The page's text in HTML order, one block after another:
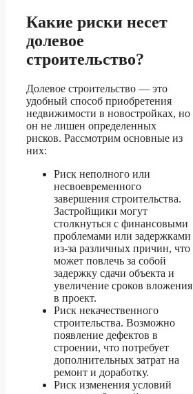
Какие риски несет
долевое
строительство?
Долевое строительство — это
удобный способ приобретения
недвижимости в новостройках, но
он не лишен определенных
рисков. Рассмотрим основные из
них:
Риск неполного или
несвоевременного
завершения строительства.
Застройщики могут
столкнуться с финансовыми
проблемами или задержками
из-за различных причин, что
может повлечь за собой
задержку сдачи объекта и
увеличение сроков вложения
в проект.
Риск некачественного
строительства. Возможно
появление дефектов в
строении, что потребует
дополнительных затрат на
ремонт и доработку.
Риск изменения условий